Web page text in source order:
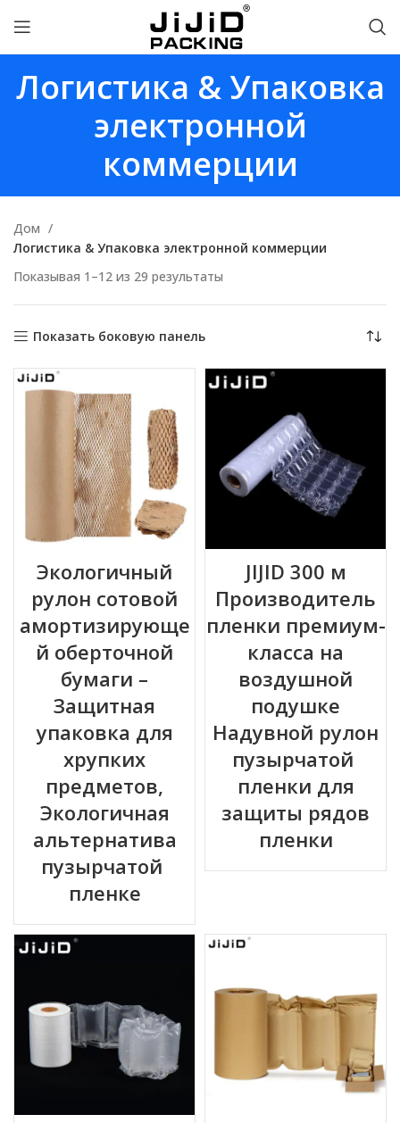
Логистика & Упаковка
электронной
коммерции
Дом
Логистика & Упаковка электронной коммерции
Показывая 1–12 из 29 результаты
Показать боковую панель
Экологичный
рулон сотовой
амортизирующе
й оберточной
бумаги –
Защитная
упаковка для
хрупких
предметов,
Экологичная
альтернатива
пузырчатой ​​
пленке
JIJID 300 м
Производитель
пленки премиум-
класса на
воздушной
подушке
Надувной рулон
пузырчатой ​​
пленки для
защиты рядов
пленки